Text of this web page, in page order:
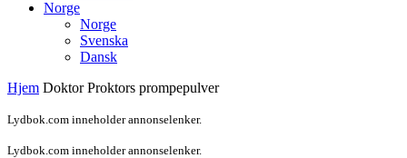
Norge
Norge
Svenska
Dansk
Hjem Doktor Proktors prompepulver
Lydbok.com inneholder annonselenker.
Lydbok.com inneholder annonselenker.